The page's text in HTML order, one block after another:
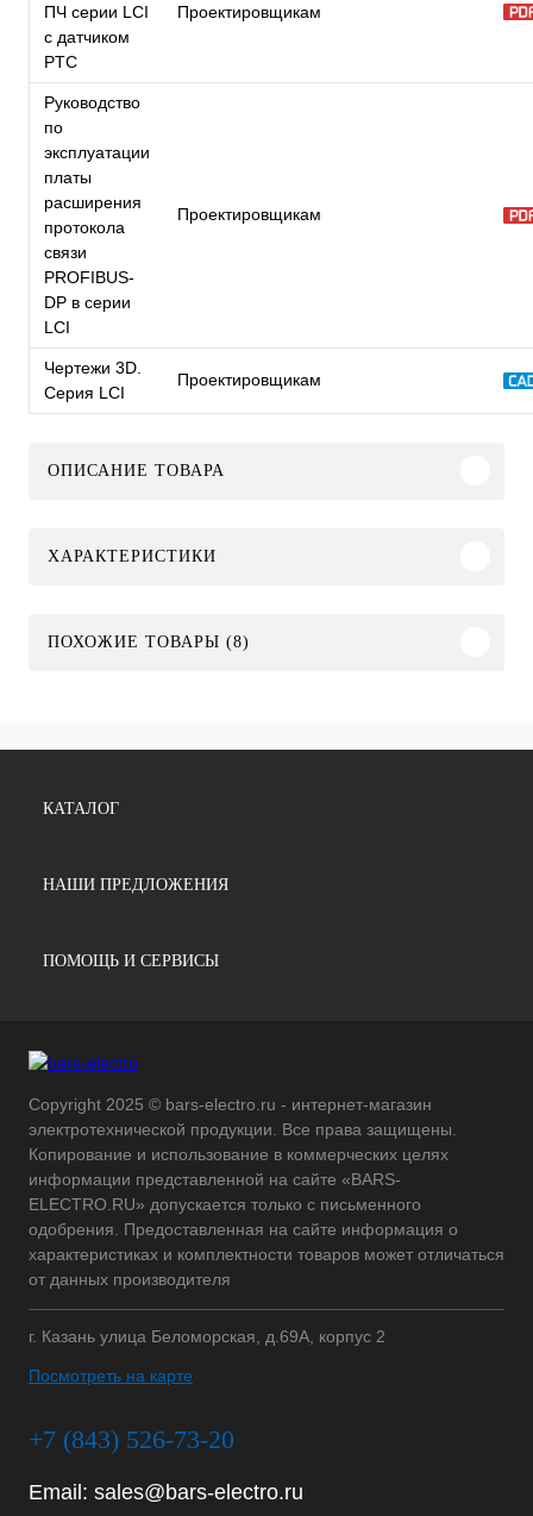
ПЧ серии LCI
с датчиком
PTC
Проектировщикам
Руководство
по
эксплуатации
платы
расширения
протокола
связи
PROFIBUS-
DP в серии
LCI
Проектировщикам
Чертежи 3D.
Серия LCI
Проектировщикам
ОПИСАНИЕ ТОВАРА
ХАРАКТЕРИСТИКИ
ПОХОЖИЕ ТОВАРЫ (8)
КАТАЛОГ
НАШИ ПРЕДЛОЖЕНИЯ
ПОМОЩЬ И СЕРВИСЫ
Copyright 2025 © bars-electro.ru - интернет-магазин
электротехнической продукции. Все права защищены.
Копирование и использование в коммерческих целях
информации представленной на сайте «BARS-
ELECTRO.RU» допускается только с письменного
одобрения. Предоставленная на сайте информация о
характеристиках и комплектности товаров может отличаться
от данных производителя
г. Казань улица Беломорская, д.69А, корпус 2
Посмотреть на карте
+7 (843) 526-73-20
Email: sales@bars-electro.ru